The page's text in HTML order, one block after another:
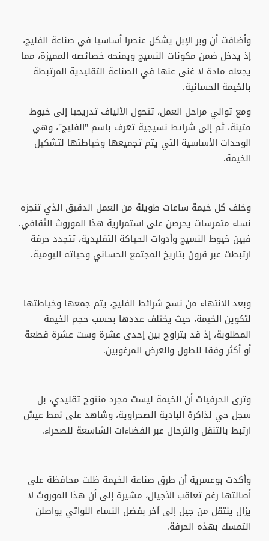
وأضافت أن وبر الإبل يشكل عنصرا أساسيا في صناعة الفليج،
إذ يدخل ضمن مكونات النسيج ويمنحه خصائصه المميزة، مما
يجعله مادة لا غنى عنها في الصناعة التقليدية المرتبطة
بالخيمة الحسانية.
ومع توالي مراحل العمل، تتحول الألياف تدريجيا إلى خيوط
متينة، ثم إلى شرائط نسيجية تعرف باسم "الفليج"، وهي
الوحدات الأساسية التي يتم تجميعها وخياطتها لتشكيل
الخيمة.
وخلف كل خيمة ساعات طويلة من العمل الدقيق الذي تنجزه
نساء متمرسات يحرصن على استمرارية هذا الموروث الثقافي.
فبين خيوط النسيج وأدوات الحياكة التقليدية، تتجدد حرفة
ارتبطت عبر قرون بتاريخ المجتمع الحساني وحياته اليومية.
وبعد الانتهاء من نسج شرائط الفليج، يتم جمعها وخياطتها
لتكوين الخيمة، حيث يختلف عددها بحسب حجم الخيمة
المطلوبة، إذ قد يتراوح بين إحدى عشرة وست عشرة قطعة
أو أكثر وفقا للطول والعرض المرغوبين.
وترى الحرفيات أن الخيمة ليست مجرد منتوج تقليدي، بل
سجل حي لذاكرة البادية الصحراوية، وشاهد على نمط عيش
ارتبط بالتنقل والترحال عبر الفضاءات الشاسعة للصحراء.
وأكدت بوعسرية أن طرق صناعة الخيمة ظلت محافظة على
أصالتها رغم تعاقب الأجيال، مشيرة إلى أن هذا الموروث لا
يزال ينتقل من جيل إلى آخر بفضل النساء اللواتي يواصلن
التمسك بهذه الحرفة.